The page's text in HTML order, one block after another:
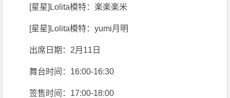
[星星]Lolita模特：楽楽楽米
[星星]Lolita模特：yumi月明
出席日期：2月11日
舞台时间：16:00-16:30
签售时间：17:00-18:00